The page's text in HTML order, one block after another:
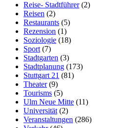
Reise- Stadtführer(2)
Reisen (2)
Restaurants (5)
Rezension (1)
Soziologie (18)
Sport (7)
Stadtgarten (3)
Stadtplanung (173)
Stuttgart 21 (81)
Theater(9)
Tourisms (5)
Ulm Neue Mitte (11)
Universität (2)
Veranstaltungen (286)